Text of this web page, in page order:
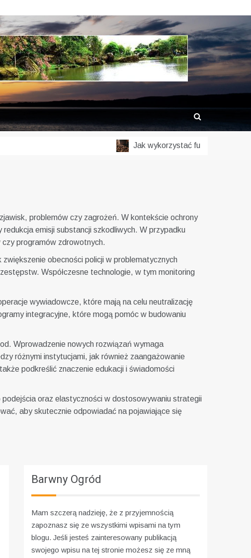
Jak wykorzystać fusy z kawy w
problemów czy zagrożeń. W kontekście ochrony
emisji substancji szkodliwych. W przypadku
programów zdrowotnych.
obecności policji w problematycznych
Współczesne technologie, w tym monitoring
wywiadowcze, które mają na celu neutralizację
integracyjne, które mogą pomóc w budowaniu
Wprowadzenie nowych rozwiązań wymaga
różnymi instytucjami, jak również zaangażowanie
podkreślić znaczenie edukacji i świadomości
oraz elastyczności w dostosowywaniu strategii
aby skutecznie odpowiadać na pojawiające się
Barwny Ogród
Mam szczerą nadzieję, że z przyjemnością
zapoznasz się ze wszystkimi wpisami na tym
blogu. Jeśli jesteś zainteresowany publikacją
swojego wpisu na tej stronie możesz się ze mną